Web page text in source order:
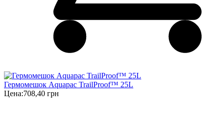
Гермомешок Aquapac TrailProof™ 25L
Цена:708,40 грн